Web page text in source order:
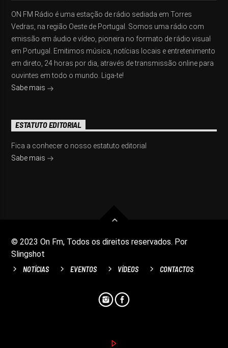
ON FM Rádio é uma estação de rádio sediada em Torres
Vedras, na região Oeste de Portugal. Somos uma rádio com
emissão em áudio e vídeo, pioneira no formato de rádio visual
em Portugal. Emitimos música, notícias locais e entretenimento
em direto, 24 horas por dia, através de transmissão online para
ouvintes em todo o mundo. Liga-te!
Sabe mais
ESTATUTO EDITORIAL
Fica a conhecer o nosso estatuto editorial
Sabe mais
© 2023 On Fm, Todos os direitos reservados. Por
Slingshot
NOTÍCIAS EVENTOS VÍDEOS CONTACTOS